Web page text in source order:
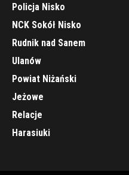
Policja Nisko
NCK Sokół Nisko
Rudnik nad Sanem
Ulanów
Powiat Niżański
Jeżowe
Relacje
Harasiuki